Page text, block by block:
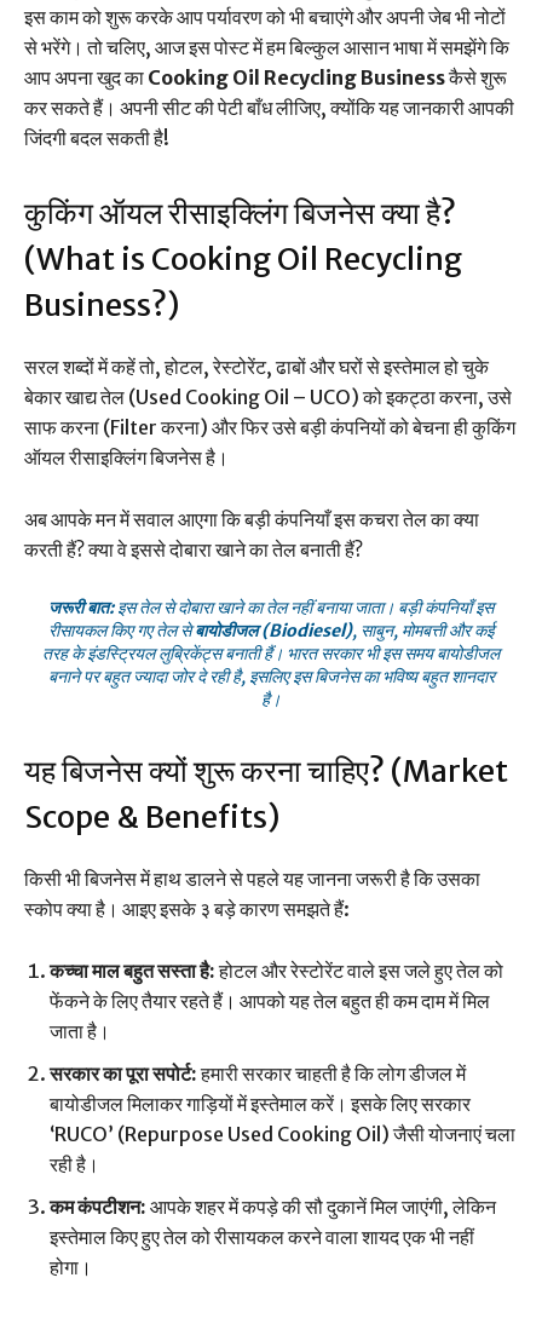
इस काम को शुरू करके आप पर्यावरण को भी बचाएंगे और अपनी जेब भी नोटों
से भरेंगे। तो चलिए, आज इस पोस्ट में हम बिल्कुल आसान भाषा में समझेंगे कि
आप अपना खुद का Cooking Oil Recycling Businessकैसे शुरू
कर सकते हैं। अपनी सीट की पेटी बाँध लीजिए, क्योंकि यह जानकारी आपकी
जिंदगी बदल सकती है!
कुकिंग ऑयल रीसाइक्लिंग बिजनेस क्या है?
(What is Cooking Oil Recycling
Business?)
सरल शब्दों में कहें तो, होटल, रेस्टोरेंट, ढाबों और घरों से इस्तेमाल हो चुके
बेकार खाद्य तेल (Used Cooking Oil – UCO) को इकट्ठा करना, उसे
साफ करना (Filter करना) और फिर उसे बड़ी कंपनियों को बेचना ही कुकिंग
ऑयल रीसाइक्लिंग बिजनेस है।
अब आपके मन में सवाल आएगा कि बड़ी कंपनियाँ इस कचरा तेल का क्या
करती हैं? क्या वे इससे दोबारा खाने का तेल बनाती हैं?
जरूरी बात:इस तेल से दोबारा खाने का तेल नहीं बनाया जाता। बड़ी कंपनियाँ इस
रीसायकल किए गए तेल सेबायोडीजल (Biodiesel), साबुन, मोमबत्ती और कई
तरह के इंडस्ट्रियल लुब्रिकेंट्स बनाती हैं। भारत सरकार भी इस समय बायोडीजल
बनाने पर बहुत ज्यादा जोर दे रही है, इसलिए इस बिजनेस का भविष्य बहुत शानदार
है।
यह बिजनेस क्यों शुरू करना चाहिए? (Market
Scope & Benefits)
किसी भी बिजनेस में हाथ डालने से पहले यह जानना जरूरी है कि उसका
स्कोप क्या है। आइए इसके ३ बड़े कारण समझते हैं:
कच्चा माल बहुत सस्ता है:होटल और रेस्टोरेंट वाले इस जले हुए तेल को
फेंकने के लिए तैयार रहते हैं। आपको यह तेल बहुत ही कम दाम में मिल
जाता है।
सरकार का पूरा सपोर्ट:हमारी सरकार चाहती है कि लोग डीजल में
बायोडीजल मिलाकर गाड़ियों में इस्तेमाल करें। इसके लिए सरकार
‘RUCO’ (Repurpose Used Cooking Oil) जैसी योजनाएं चला
रही है।
कम कंपटीशन: आपके शहर में कपड़े की सौ दुकानें मिल जाएंगी, लेकिन
इस्तेमाल किए हुए तेल को रीसायकल करने वाला शायद एक भी नहीं
होगा।